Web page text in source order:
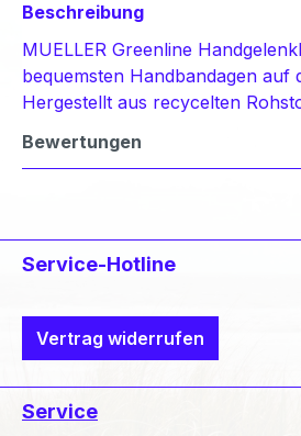
Beschreibung
MUELLER Greenline
bequemsten Handbandagen auf
Hergestellt aus recycelten
Bewertungen
Service-Hotline
Vertrag widerrufen
Service